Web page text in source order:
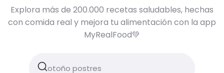
Explora más de 200.000 recetas saludables, hechas
con comida real y mejora tu alimentación con la app
MyRealFood💚